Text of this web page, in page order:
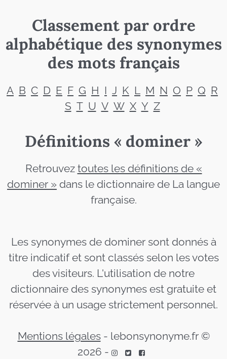
Classement par ordre
alphabétique des synonymes
des mots français
A B C D E F G H I J K L M N O P Q R
S T U V W X Y Z
Définitions « dominer »
Retrouvez toutes les définitions de «
dominer » dans le dictionnaire de La langue
française.
Les synonymes de dominer sont donnés à
titre indicatif et sont classés selon les votes
des visiteurs. L'utilisation de notre
dictionnaire des synonymes est gratuite et
réservée à un usage strictement personnel.
Mentions légales- lebonsynonyme.fr ©
2026 -